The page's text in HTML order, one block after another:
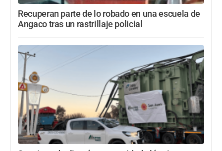
Recuperan parte de lo robado en una escuela de
Angaco tras un rastrillaje policial